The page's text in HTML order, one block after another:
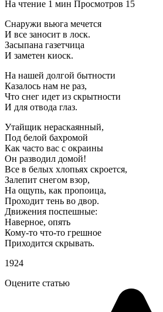
На чтение 1 мин Просмотров 15
Снаружи вьюга мечется
И все заносит в лоск.
Засыпана газетчица
И заметен киоск.
На нашей долгой бытности
Казалось нам не раз,
Что снег идет из скрытности
И для отвода глаз.
Утайщик нераскаянный,
Под белой бахромой
Как часто вас с окраины
Он разводил домой!
Все в белых хлопьях скроется,
Залепит снегом взор,
На ощупь, как пропоица,
Проходит тень во двор.
Движения поспешные:
Наверное, опять
Кому-то что-то грешное
Приходится скрывать.
1924
Оцените статью